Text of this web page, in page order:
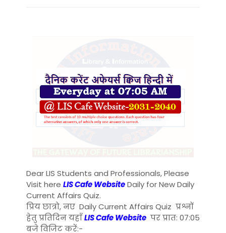
Dear LIS Students and Professionals, Please
Visit here LIS Cafe WebsiteDaily for New Daily
Current Affairs Quiz.
प्रिय छात्रो, नए Daily Current Affairs Quiz प्रश्नों
हेतु प्रतिदिन यहाँLIS Cafe Website पर प्रात: 07:05
बजे विजिट करें:-